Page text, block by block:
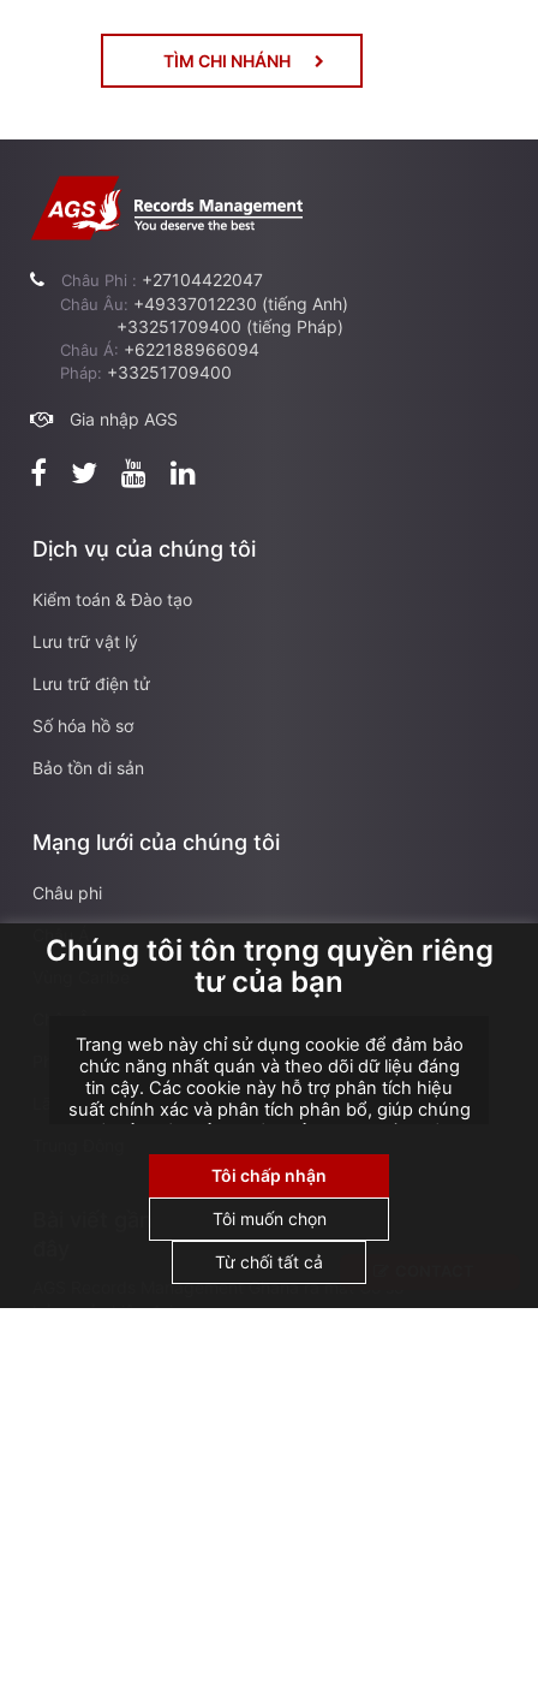
TÌM CHI NHÁNH
Châu Phi : +27104422047
Châu Âu: +49337012230 (tiếng Anh)
+33251709400 (tiếng Pháp)
Châu Á: +622188966094
Pháp: +33251709400
Gia nhập AGS
Dịch vụ của chúng tôi
Kiểm toán & Đào tạo
Lưu trữ vật lý
Lưu trữ điện tử
Số hóa hồ sơ
Bảo tồn di sản
Mạng lưới của chúng tôi
Châu phi
Châu Á
Lãnh thổ hải ngoại Pháp
AGS Records Management Ghana ra mắt Cơ sở
bảo quản hiện đại
Chúng tôi tôn trọng quyền riêng
tư của bạn
Trang web này chỉ sử dụng cookie để đảm bảo
chức năng nhất quán và theo dõi dữ liệu đáng
tin cậy. Các cookie này hỗ trợ phân tích hiệu
suất chính xác và phân tích phân bổ, giúp chúng
tôi cải thiện trải nghiệm của bạn. Chúng tôi
không sử dụng cookie cho quảng cáo hoặc tiếp
thị lại, và không chia sẻ hoặc bán dữ liệu cá
nhân cho bên thứ ba. Bằng cách nhấp vào
"Chấp nhận tất cả", bạn đồng ý với việc chúng
tôi sử dụng cookie.
Tôi chấp nhận
Tôi muốn chọn
Từ chối tất cả